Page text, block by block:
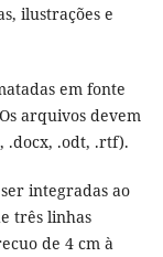
ilustrações e
em fonte
arquivos devem
.docx, .odt, .rtf).
integradas ao
três linhas
de 4 cm à